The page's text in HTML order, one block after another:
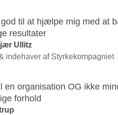
til at hjælpe mig med at
resultater
Ullitz
indehaver af Styrkekompagniet
organisation OG ikke
forhold